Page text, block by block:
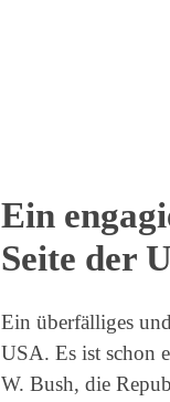
Ein
Seite der
Ein überfälliges
USA. Es ist schon
W. Bush, die